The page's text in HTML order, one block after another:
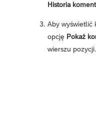
Historia
Aby wyświetlić
opcję Pokaż
wierszu pozycji.